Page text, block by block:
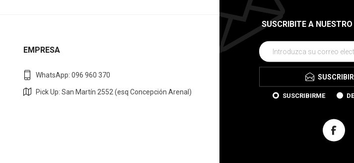
SUSCRIBITE A
SUSCRIBIRME
EMPRESA
WhatsApp: 096 960 370
Pick Up: San Martín 2552 (esq Concepción Arenal)